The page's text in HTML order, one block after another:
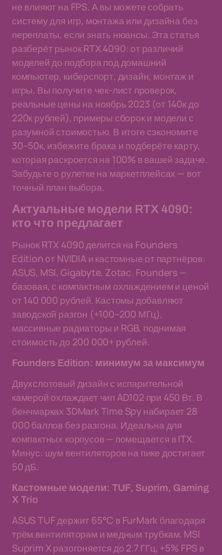
не влияют на FPS. А вы можете собрать
систему для игр, монтажа или дизайна без
переплаты, если знать нюансы. Эта статья
разберёт рынок RTX 4090: от различий
моделей до подбора под домашний
компьютер, киберспорт, дизайн, монтаж и
игры. Вы получите чек-лист проверок,
реальные цены на ноябрь 2023 (от 140к до
220к рублей), примеры сборок и модели с
разумной стоимостью. В итоге сэкономите
30–50к, избежите брака и подберёте карту,
которая раскроется на 100% в вашей задаче.
Забудьте о рулетке на маркетплейсах — вот
точный план выбора.
Актуальные модели RTX 4090:
кто что предлагает
Рынок RTX 4090 делится на Founders
Edition от NVIDIA и кастомные от партнёров:
ASUS, MSI, Gigabyte, Zotac. Founders —
базовая, с компактным охлаждением и ценой
от 140 000 рублей. Кастомы добавляют
заводской разгон (+100–200 МГц),
массивные радиаторы и RGB, поднимая
стоимость до 200 000+ рублей.
Founders Edition: минимум за максимум
Двухслотовый дизайн с испарительной
камерой охлаждает чип AD102 при 450 Вт. В
бенчмарках 3DMark Time Spy набирает 28
000 баллов без разгона. Идеальна для
компактных корпусов — помещается в ITX.
Минус: шум вентиляторов на пике достигает
50 дБ.
Кастомные модели: TUF, Suprim, Gaming
X Trio
ASUS TUF держит 65°C в FurMark благодаря
трём вентиляторам и медным трубкам. MSI
Suprim X разогоняется до 2.7 ГГц, +5% FPS в